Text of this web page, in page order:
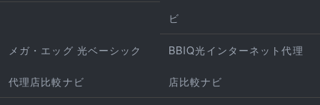
ビ
メガ・エッグ 光ベーシック
代理店比較ナビ
BBIQ光インターネット代理
店比較ナビ